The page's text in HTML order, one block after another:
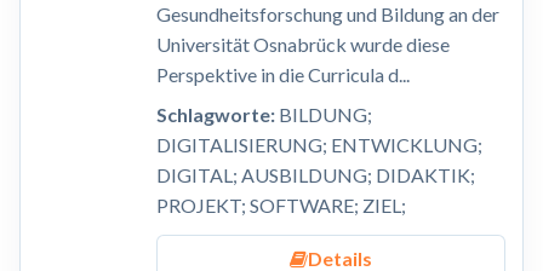
Gesundheitsforschung und Bildung an der
Universität Osnabrück wurde diese
Perspektive in die Curricula d...
Schlagworte:BILDUNG;
DIGITALISIERUNG; ENTWICKLUNG;
DIGITAL; AUSBILDUNG; DIDAKTIK;
PROJEKT; SOFTWARE; ZIEL;
Details